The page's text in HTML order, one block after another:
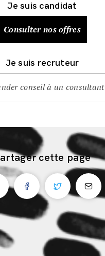
Je suis candidat
Consulter nos offres
Je suis recruteur
conseil à un consultant
cette page